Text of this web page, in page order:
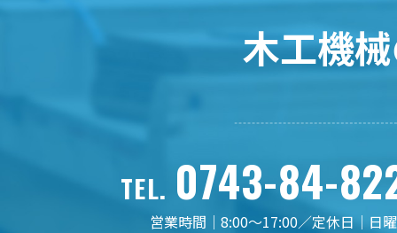
木工機
TEL. 0743-84-
営業時間｜8:00～17:00／定休日｜日曜